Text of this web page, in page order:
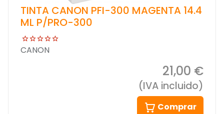
TINTA CANON PFI-300 MAGENTA 14.4
ML P/PRO-300
CANON
21,00 €
(IVA incluido)
Comprar